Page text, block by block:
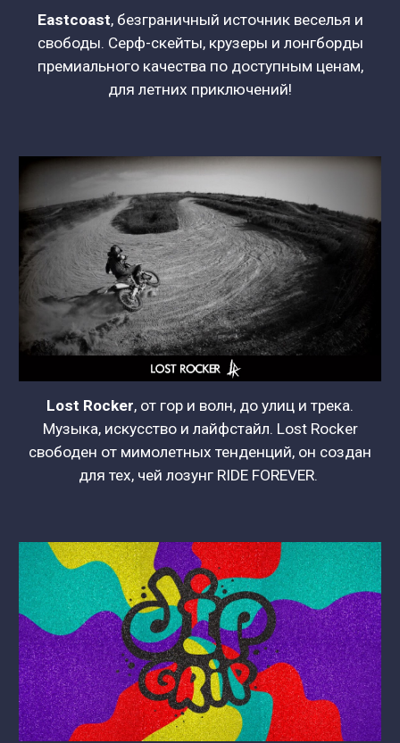
Eastcoast, безграничный источник веселья и
свободы. Серф-скейты, крузеры и лонгборды
премиального качества по доступным ценам,
для летних приключений!
Lost Rocker, от гор и волн, до улиц и трека.
Музыка, искусство и лайфстайл. Lost Rocker
свободен от мимолетных тенденций, он создан
для тех, чей лозунг RIDE FOREVER.